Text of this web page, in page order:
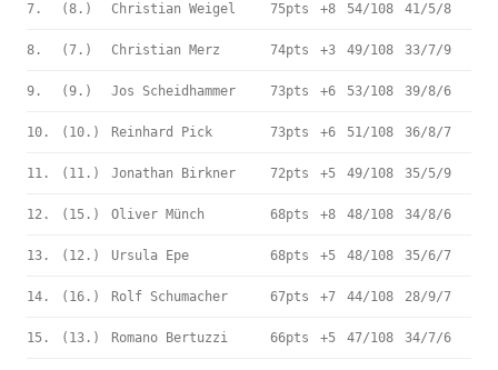
7. (8.) Christian Weigel 75pts +8 54/108 41/5/8
8. (7.) Christian Merz 74pts +3 49/108 33/7/9
9. (9.) Jos Scheidhammer 73pts +6 53/108 39/8/6
10. (10.) Reinhard Pick 73pts +6 51/108 36/8/7
11. (11.) Jonathan Birkner 72pts +5 49/108 35/5/9
12. (15.) Oliver Münch 68pts +8 48/108 34/8/6
13. (12.) Ursula Epe 68pts +5 48/108 35/6/7
14. (16.) Rolf Schumacher 67pts +7 44/108 28/9/7
15. (13.) Romano Bertuzzi 66pts +5 47/108 34/7/6